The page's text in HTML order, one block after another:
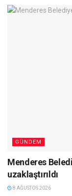
GÜNDEM
Menderes
uzaklaştırıldı
8 AĞUSTOS 2026